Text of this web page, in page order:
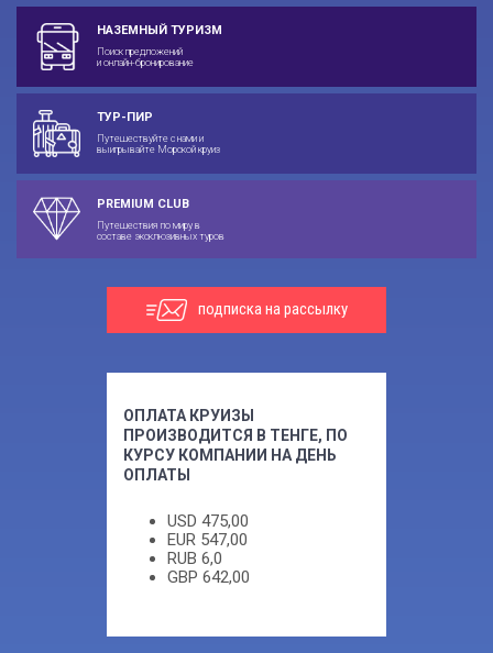
НАЗЕМНЫЙ ТУРИЗМ
Поиск предложений
и онлайн-бронирование
ТУР-ПИР
Путешествуйте с нами и
выигрывайте Морской круиз
PREMIUM CLUB
Путешествия по миру в
составе эксклюзивных туров
подписка на рассылку
ОПЛАТА КРУИЗЫ
ПРОИЗВОДИТСЯ В ТЕНГЕ, ПО
КУРСУ КОМПАНИИ НА ДЕНЬ
ОПЛАТЫ
USD 475,00
EUR 547,00
RUB 6,0
GBP 642,00